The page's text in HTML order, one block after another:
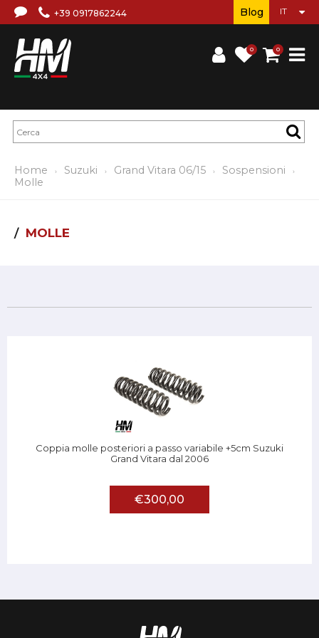
+39 0917862244
0 0
Blog
Home Suzuki Grand Vitara 06/15
Sospensioni
Molle
MOLLE
Coppia molle posteriori a passo variabile +5cm Suzuki
Grand Vitara dal 2006
€300,00